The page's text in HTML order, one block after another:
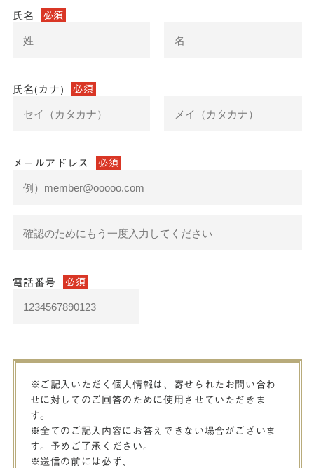
氏名 必須
氏名(カナ) 必須
メールアドレス 必須
電話番号 必須
※ご記入いただく個人情報は、寄せられたお問い合わ
せに対してのご回答のために使用させていただきま
す。
※全てのご記入内容にお答えできない場合がございま
す。予めご了承ください。
※送信の前には必ず、